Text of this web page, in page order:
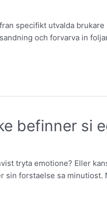
specifikt utvalda
och forvarva in
befinner si
tryta emotione? Eller
sin forstaelse sa minutiost.